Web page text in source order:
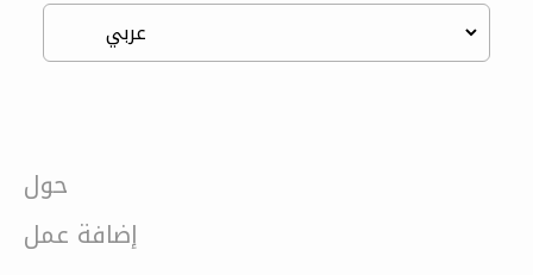
حول
إضافة عمل